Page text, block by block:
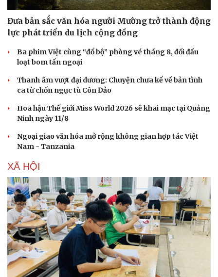
Tư vấn
Săn Tour
check-in
Câu chuyện thời sự
Đọc truyện đêm khuya
Cửa sổ tình yêu
Kể chuyện cho bé
Hạt giống tâm hồn
Đưa bản sắc văn hóa người Mường trở thành động
lực phát triển du lịch cộng đồng
Ba phim Việt cùng “đổ bộ” phòng vé tháng 8, đối đầu
loạt bom tấn ngoại
Thanh âm vượt đại dương: Chuyện chưa kể về bản tình
ca từ chốn ngục tù Côn Đảo
Hoa hậu Thế giới Miss World 2026 sẽ khai mạc tại Quảng
Ninh ngày 11/8
Ngoại giao văn hóa mở rộng không gian hợp tác Việt
Nam - Tanzania
XÃ HỘI